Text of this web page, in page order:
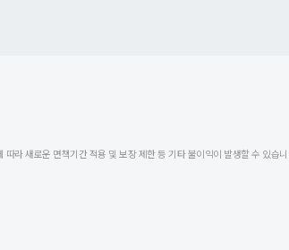
라 새로운 면책기간 적용 및 보장 제한 등 기타 불이익이 발생할 수 있습니